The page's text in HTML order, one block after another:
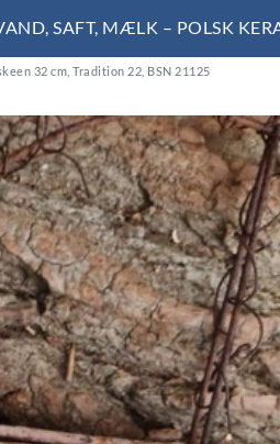
SAFT, MÆLK – POLSK
32 cm, Tradition 22, BSN 21125